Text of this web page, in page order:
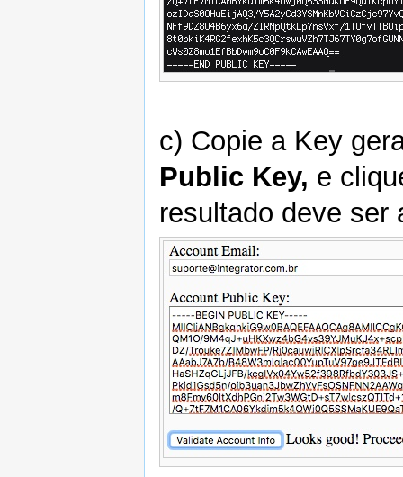
c) Copie a Key
Public Key, e
resultado deve ser